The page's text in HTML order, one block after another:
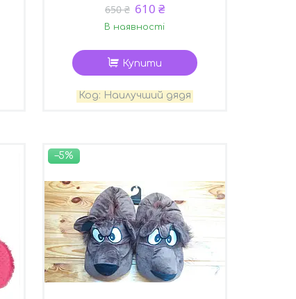
650 ₴ 610 ₴
В наявності
Купити
Наилучший дядя
–5%